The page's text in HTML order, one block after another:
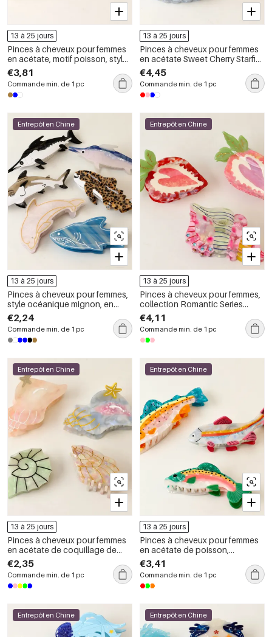
13 à 25 jours
Pinces à cheveux pour femmes
en acétate, motif poisson, style
océanique mignon et simple
€3,81
Commande min. de 1 pc
13 à 25 jours
Pinces à cheveux pour femmes
en acétate Sweet Cherry Starfish
de la série Simple
€4,45
Commande min. de 1 pc
Entrepôt en Chine
13 à 25 jours
Pinces à cheveux pour femmes,
style océanique mignon, en
acétate, motif poisson,
collection romantique
€2,24
Commande min. de 1 pc
Entrepôt en Chine
13 à 25 jours
Pinces à cheveux pour femmes,
collection Romantic Series
Sweet Fruit Oceanic Style, en
acétate de fraise
€4,11
Commande min. de 1 pc
Entrepôt en Chine
13 à 25 jours
Pinces à cheveux pour femmes
en acétate de coquillage de
tortue au design unique
€2,35
Commande min. de 1 pc
Entrepôt en Chine
13 à 25 jours
Pinces à cheveux pour femmes
en acétate de poisson,
collection romantique
€3,41
Commande min. de 1 pc
Entrepôt en Chine Entrepôt en Chine